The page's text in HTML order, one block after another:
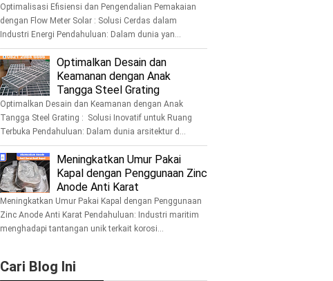
Optimalisasi Efisiensi dan Pengendalian Pemakaian
dengan Flow Meter Solar : Solusi Cerdas dalam
Industri Energi Pendahuluan: Dalam dunia yan...
Optimalkan Desain dan
Keamanan dengan Anak
Tangga Steel Grating
Optimalkan Desain dan Keamanan dengan Anak
Tangga Steel Grating : Solusi Inovatif untuk Ruang
Terbuka Pendahuluan: Dalam dunia arsitektur d...
Meningkatkan Umur Pakai
Kapal dengan Penggunaan Zinc
Anode Anti Karat
Meningkatkan Umur Pakai Kapal dengan Penggunaan
Zinc Anode Anti Karat Pendahuluan: Industri maritim
menghadapi tantangan unik terkait korosi...
Cari Blog Ini